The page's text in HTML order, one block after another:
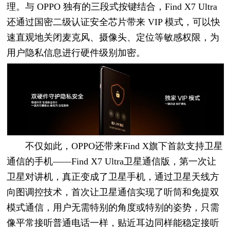
理。与 OPPO 独有的三段式按键结合，Find X7 Ultra
还通过国密二级认证安全芯片带来 VIP 模式，可以快
速直观地关闭麦克风、摄像头、定位等敏感权限，为
用户隐私信息进行硬件级别加密。
不仅如此，OPPO还带来Find X旗下首款支持卫星
通信的手机——Find X7 Ultra卫星通信版，第一次让
卫星对讲机，真正变成了卫星手机，通过卫星天线方
向图调控技术，首次让卫星通信实现了听筒和免提双
模式通信，用户无需特别的角度或特别的姿势，只需
像平常接听普通电话一样，贴近耳边同样能稳定接听